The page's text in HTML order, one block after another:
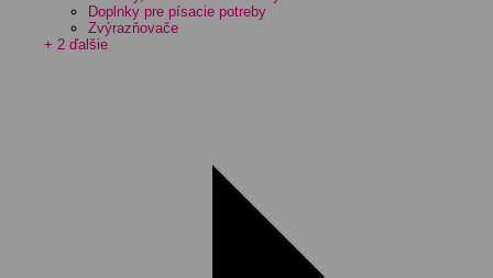
Doplnky pre písacie potreby
Zvýrazňovače
+ 2 ďalšie